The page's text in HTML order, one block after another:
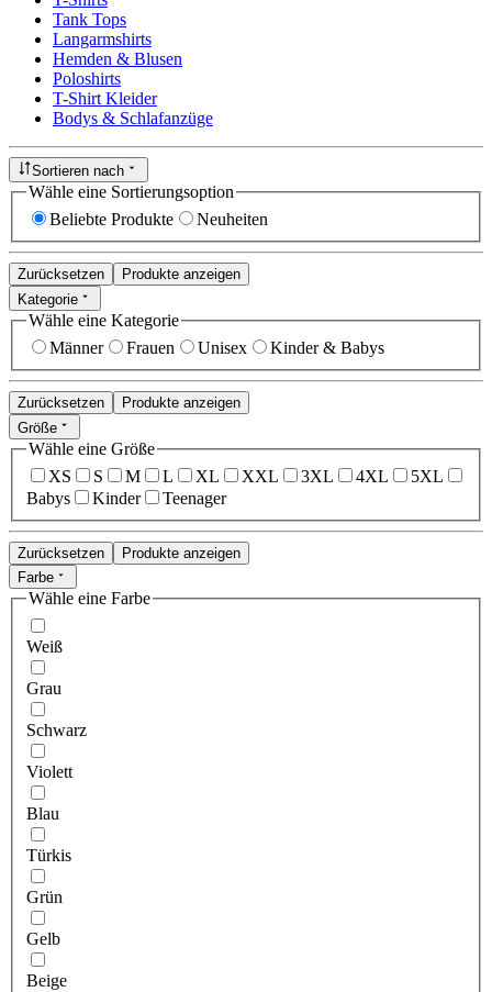
Tank Tops
Langarmshirts
Hemden & Blusen
Poloshirts
T-Shirt Kleider
Bodys & Schlafanzüge
Sortieren nach
Wähle eine Sortierungsoption
Beliebte Produkte
Neuheiten
Zurücksetzen
Produkte anzeigen
Kategorie
Wähle eine Kategorie
Männer
Frauen Unisex Kinder & Babys
Zurücksetzen
Produkte anzeigen
Größe
Wähle eine Größe
XS
S M L XL XXL 3XL 4XL
5XL
Babys
Kinder Teenager
Zurücksetzen
Produkte anzeigen
Farbe
Wähle eine Farbe
Weiß
Grau
Schwarz
Violett
Blau
Türkis
Grün
Gelb
Beige